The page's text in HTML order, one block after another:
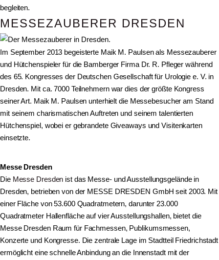
begleiten.
MESSEZAUBERER DRESDEN
Im September 2013 begeisterte Maik M. Paulsen als Messezauberer
und Hütchenspieler für die Bamberger Firma Dr. R. Pfleger während
des 65. Kongresses der Deutschen Gesellschaft für Urologie e. V. in
Dresden. Mit ca. 7000 Teilnehmern war dies der größte Kongress
seiner Art. Maik M. Paulsen unterhielt die Messebesucher am Stand
mit seinem charismatischen Auftreten und seinem talentierten
Hütchenspiel, wobei er gebrandete Giveaways und Visitenkarten
einsetzte.
Messe Dresden
Die Messe Dresden ist das Messe- und Ausstellungsgelände in
Dresden, betrieben von der MESSE DRESDEN GmbH seit 2003. Mit
einer Fläche von 53.600 Quadratmetern, darunter 23.000
Quadratmeter Hallenfläche auf vier Ausstellungshallen, bietet die
Messe Dresden Raum für Fachmessen, Publikumsmessen,
Konzerte und Kongresse. Die zentrale Lage im Stadtteil Friedrichstadt
ermöglicht eine schnelle Anbindung an die Innenstadt mit der